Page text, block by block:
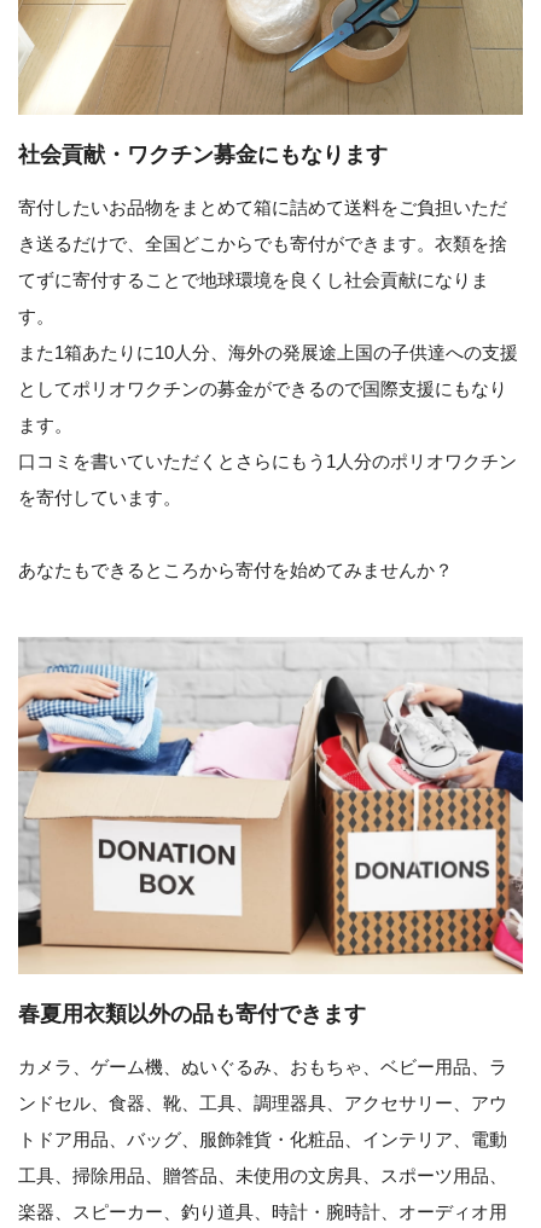
社会貢献・ワクチン募金にもなります
寄付したいお品物をまとめて箱に詰めて送料をご負担いただ
き送るだけで、全国どこからでも寄付ができます。衣類を捨
てずに寄付することで地球環境を良くし社会貢献になりま
す。
また1箱あたりに10人分、海外の発展途上国の子供達への支援
としてポリオワクチンの募金ができるので国際支援にもなり
ます。
口コミを書いていただくとさらにもう1人分のポリオワクチン
を寄付しています。
あなたもできるところから寄付を始めてみませんか？
春夏用衣類以外の品も寄付できます
カメラ、ゲーム機、ぬいぐるみ、おもちゃ、ベビー用品、ラ
ンドセル、食器、靴、工具、調理器具、アクセサリー、アウ
トドア用品、バッグ、服飾雑貨・化粧品、インテリア、電動
工具、掃除用品、贈答品、未使用の文房具、スポーツ用品、
楽器、スピーカー、釣り道具、時計・腕時計、オーディオ用